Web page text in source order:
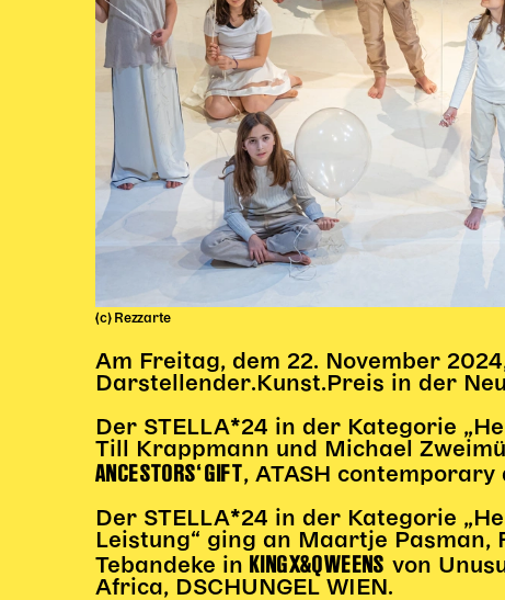
(c) Rezzarte
Am Freitag, dem 22. November
Darstellender.Kunst.Preis in der
Der STELLA*24 in der Kategorie
Till Krappmann und Michael
ANCESTORS‘ GIFT, ATASH contemporary
Der STELLA*24 in der Kategorie
Leistung“ ging an Maartje Pasman,
Tebandeke in KINGX&QWEENS von
Africa, DSCHUNGEL WIEN.